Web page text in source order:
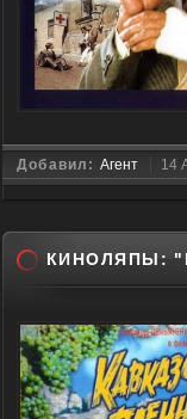
Добавил: Агент 14
КИНОЛЯПЫ: